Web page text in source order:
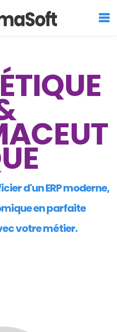
d'un ERP moderne,
en parfaite
votre métier.